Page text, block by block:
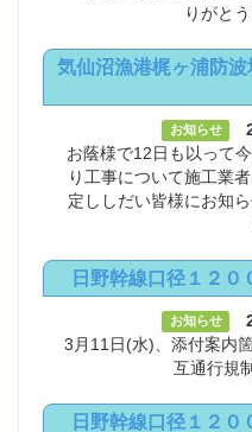
りがと
気仙沼漁港梶ヶ浦防
お知らせ
お蔭様で12日も以って
り工事について施工業
定ししだい皆様にお知
日野幹線口径１２
お知らせ
3月11日(水)、添付案内
互通行規
日野幹線口径１２